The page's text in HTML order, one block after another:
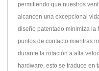
permitiendo que nuestros
alcancen una excepcional
diseño patentado minimiza la
puntos de contacto mientras
durante la rotación a alta
hardware, esto se traduce en